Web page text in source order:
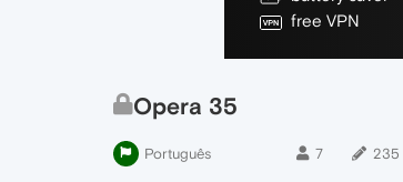
free VPN
Opera 35
Português 7 235